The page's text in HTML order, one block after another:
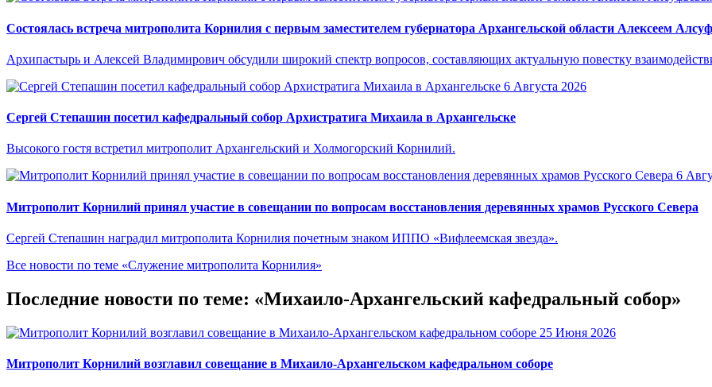
Состоялась встреча митрополита Корнилия с первым заместителем губернатора Архангельской области Алексеем
Архипастырь и Алексей Владимирович обсудили широкий спектр вопросов, составляющих актуальную повестку
6 Августа 2026
Сергей Степашин посетил кафедральный собор Архистратига Михаила в Архангельске
Высокого гостя встретил митрополит Архангельский и Холмогорский Корнилий.
6
Митрополит Корнилий принял участие в совещании по вопросам восстановления деревянных храмов Русского Севера
Сергей Степашин наградил митрополита Корнилия почетным знаком ИППО «Вифлеемская звезда».
Все новости по теме «Служение митрополита Корнилия»
Последние новости по теме: «Михаило-Архангельский кафедральный собор»
25 Июня 2026
Митрополит Корнилий возглавил совещание в Михаило-Архангельском кафедральном соборе